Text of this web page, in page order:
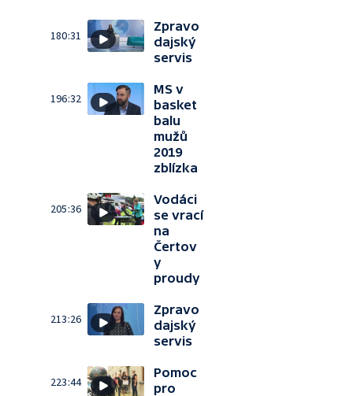
180:31
Zpravo
dajský
servis
196:32
MS v
basket
balu
mužů
2019
zblízka
205:36
Vodáci
se vrací
na
Čertov
y
proudy
213:26
Zpravo
dajský
servis
223:44
Pomoc
pro